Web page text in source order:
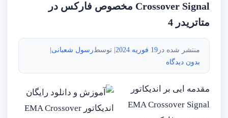
Crossover Signal مخصوص فارکس در
متاتریدر 4
منتشر شده در19 فوریه 2024 | توسطرسول شعبانی|
بدون دیدگاه
مقدمه ایی بر اندیکاتور
EMA Crossover Signal